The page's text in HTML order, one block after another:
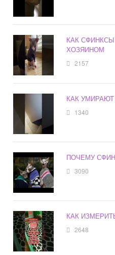
КАК
ХОЗЯИНОМ
2157
КАК
1340
ПОЧЕМУ
3090
КАК
2648